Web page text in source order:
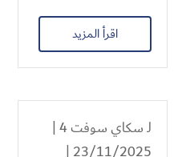
اقرأ المزيد
لـسكاي سوفت 4
|
23/11/2025 |